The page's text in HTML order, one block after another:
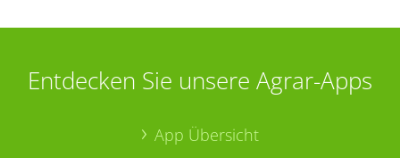
Entdecken Sie unsere Agrar-Apps
App Übersicht